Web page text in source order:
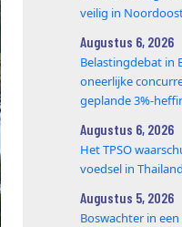
veilig in
Augustus 6, 2026
Belastingdebat in
oneerlijke
geplande 3%-
Augustus 6, 2026
Het TPSO
voedsel in
Augustus 5, 2026
Boswachter in